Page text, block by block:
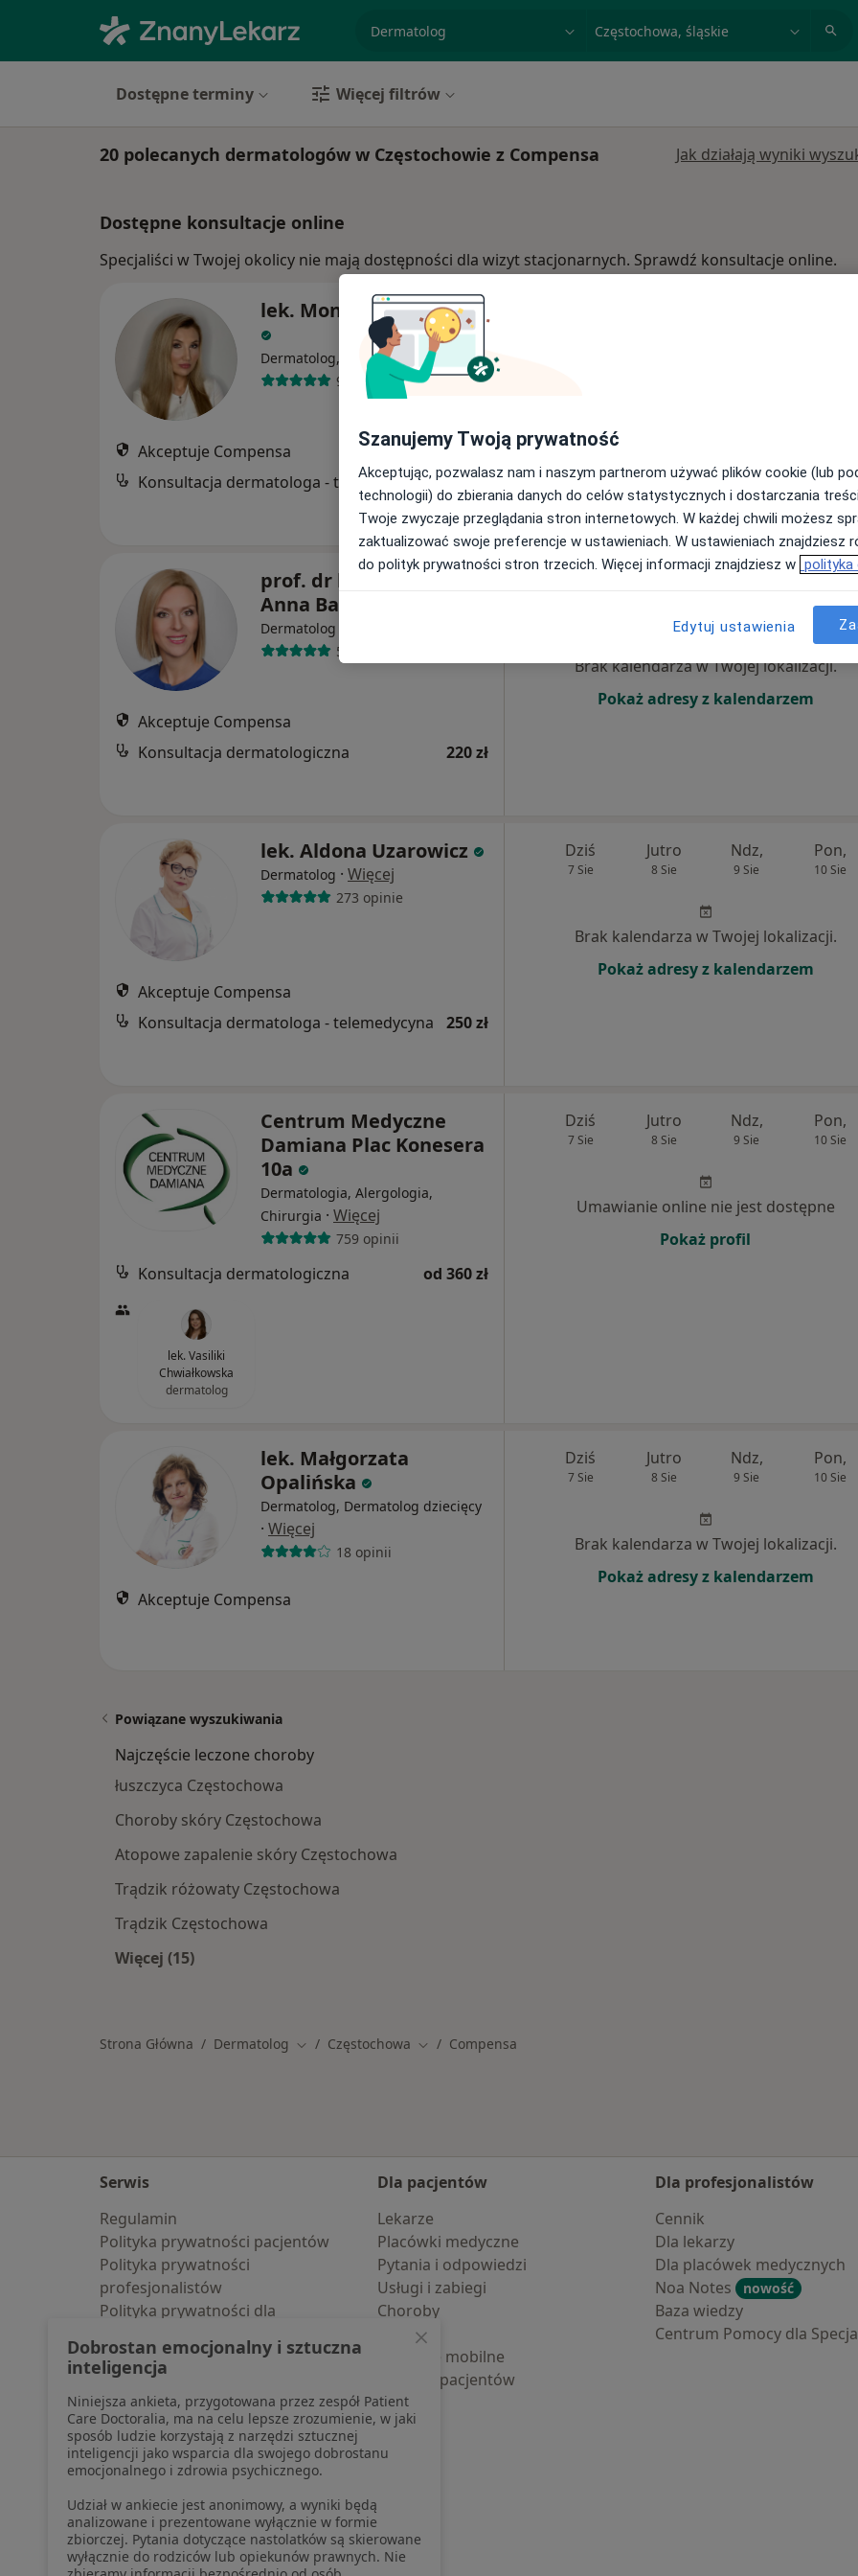
miasto lub dzielnica
Dostępne terminy Więcej filtrów
20 polecanych dermatologów w Częstochowie z Compensa Jak działają wyniki
Dostępne konsultacje online
Specjaliści w Twojej okolicy nie mają dostępności dla wizyt stacjonarnych. Sprawdź konsultacje online.
lek. Monika Wasilewska
Dermatolog, Wenerolog ·Więcej
98 opinii
Akceptuje Compensa
Konsultacja dermatologa - telemedycyna od 250 zł
prof. dr hab. n. med.
Anna Baran
Dermatolog
506 opinii
Akceptuje Compensa
Konsultacja dermatologiczna
220 zł
Pon,
Brak kalendarza w Twojej lokalizacji.
Pokaż adresy z kalendarzem
lek. Aldona Uzarowicz
Dermatolog · Więcej
273 opinie
Akceptuje Compensa
Konsultacja dermatologa - telemedycyna
250 zł
Dziś
7 Sie
Jutro
8 Sie
Ndz,
9 Sie
Pon,
10 Sie
Brak kalendarza w Twojej lokalizacji.
Pokaż adresy z kalendarzem
Centrum Medyczne
Damiana Plac Konesera
10a
Dermatologia, Alergologia,
Chirurgia · Więcej
759 opinii
Konsultacja dermatologiczna od 360 zł
lek. Vasiliki
Chwiałkowska
dermatolog
Dziś
7 Sie
Jutro
8 Sie
Ndz,
9 Sie
Pon,
10 Sie
Umawianie online nie jest dostępne
Pokaż profil
lek. Małgorzata
Opalińska
Dermatolog, Dermatolog dziecięcy
· Więcej
18 opinii
Akceptuje Compensa
Dziś
7 Sie
Jutro
8 Sie
Ndz,
9 Sie
Pon,
10 Sie
Brak kalendarza w Twojej lokalizacji.
Pokaż adresy z kalendarzem
Powiązane wyszukiwania
Najczęście leczone choroby
łuszczyca Częstochowa
Choroby skóry Częstochowa
Atopowe zapalenie skóry Częstochowa
Trądzik różowaty Częstochowa
Trądzik Częstochowa
Więcej (15)
Strona Główna Dermatolog Zmień miasto
Częstochowa Zmień miasto
Compensa
Serwis
Regulamin
Polityka prywatności pacjentów
Polityka prywatności
profesjonalistów
Polityka prywatności dla
pozyskaliśmy samodzielnie
Polityka cookies
Jak działają wyniki wyszukiwania
Dostępność
O nas
Praca Rekrutujemy!
Partnerzy
Centrum prasowe
Kontakt
Dla pacjentów
Lekarze
Placówki medyczne
Pytania i odpowiedzi
Usługi i zabiegi
Choroby
Pomoc
Aplikacje mobilne
Blog dla pacjentów
Dla profesjonalistów
Cennik
Dla lekarzy
Dla placówek medycznych
Noa Notes
nowość
Baza wiedzy
Centrum Pomocy dla
Szanujemy Twoją prywatność
Akceptując, pozwalasz nam i naszym partnerom używać plików cookie (lub
technologii) do zbierania danych do celów statystycznych i dostarczania
Twoje zwyczaje przeglądania stron internetowych. W każdej chwili możesz
zaktualizować swoje preferencje w ustawieniach. W ustawieniach znajdziesz
do polityk prywatności stron trzecich. Więcej informacji znajdziesz w polityka
Edytuj ustawienia
Dobrostan emocjonalny i sztuczna
inteligencja
Niniejsza ankieta, przygotowana przez zespół Patient
Care Doctoralia, ma na celu lepsze zrozumienie, w jaki
sposób ludzie korzystają z narzędzi sztucznej
inteligencji jako wsparcia dla swojego dobrostanu
emocjonalnego i zdrowia psychicznego.
Udział w ankiecie jest anonimowy, a wyniki będą
analizowane i prezentowane wyłącznie w formie
zbiorczej. Pytania dotyczące nastolatków są skierowane
wyłącznie do rodziców lub opiekunów prawnych. Nie